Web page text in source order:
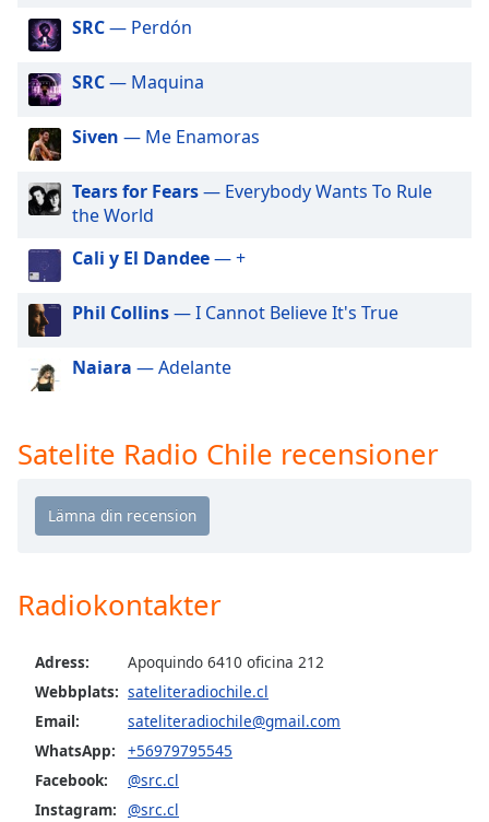
Audio
Track
Picture-
in-
Fullscreen
window.
Beginning
dialog
window.
cancel
Text
Opacity
Background
Color
SRC— Perdón
SRC— Maquina
Siven — Me Enamoras
Tears for Fears— Everybody Wants To Rule
the World
Cali y El Dandee— +
Phil Collins— I Cannot Believe It's True
Naiara — Adelante
Satelite Radio Chile recensioner
Radiokontakter
Adress:
Apoquindo 6410 oficina 212
Webbplats: sateliteradiochile.cl
Email:
sateliteradiochile@gmail.com
WhatsApp:
+56979795545
Facebook:
@src.cl
Instagram: @src.cl